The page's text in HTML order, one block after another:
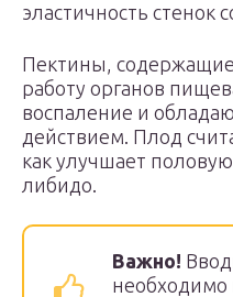
эластичность стенок
Пектины,
работу органов
воспаление и
действием. Плод
как улучшает
либидо.
Важно!
необходимо